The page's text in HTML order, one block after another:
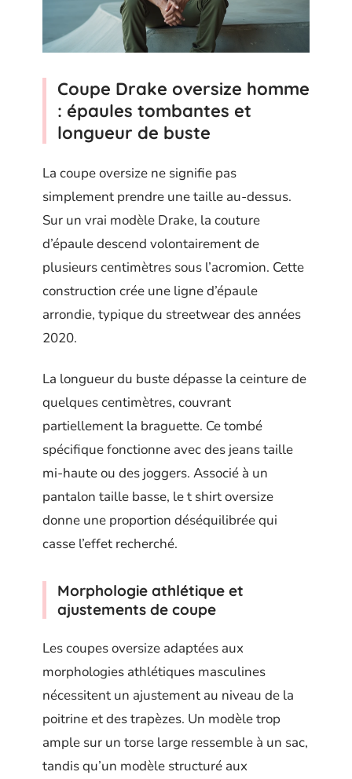
Coupe Drake oversize homme
: épaules tombantes et
longueur de buste
La coupe oversize ne signifie pas
simplement prendre une taille au-dessus.
Sur un vrai modèle Drake, la couture
d’épaule descend volontairement de
plusieurs centimètres sous l’acromion. Cette
construction crée une ligne d’épaule
arrondie, typique du streetwear des années
2020.
La longueur du buste dépasse la ceinture de
quelques centimètres, couvrant
partiellement la braguette. Ce tombé
spécifique fonctionne avec des jeans taille
mi-haute ou des joggers. Associé à un
pantalon taille basse, le t shirt oversize
donne une proportion déséquilibrée qui
casse l’effet recherché.
Morphologie athlétique et
ajustements de coupe
Les coupes oversize adaptées aux
morphologies athlétiques masculines
nécessitent un ajustement au niveau de la
poitrine et des trapèzes. Un modèle trop
ample sur un torse large ressemble à un sac,
tandis qu’un modèle structuré aux